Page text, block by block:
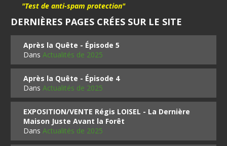
"Test de anti-spam protection"
DERNIÈRES PAGES CRÉES SUR LE SITE
Après la Quête - Épisode 5
DansActualités de 2025
Après la Quête - Épisode 4
DansActualités de 2025
EXPOSITION/VENTE Régis LOISEL - La Dernière
Maison Juste Avant la Forêt
DansActualités de 2025